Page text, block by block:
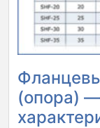
(опора)